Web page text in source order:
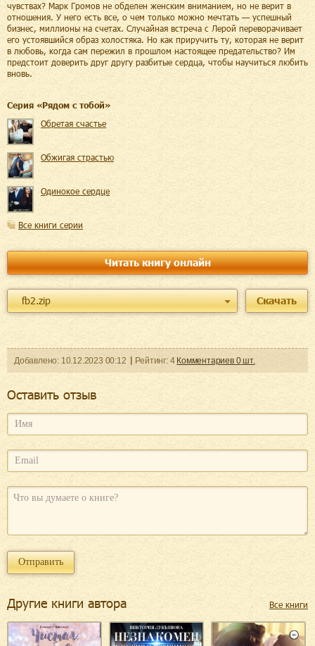
чувствах? Марк Громов не обделен женским вниманием, но не верит в
отношения. У него есть все, о чем только можно мечтать — успешный
бизнес, миллионы на счетах. Случайная встреча с Лерой переворачивает
его устоявшийся образ холостяка. Но как приручить ту, которая не верит
в любовь, когда сам пережил в прошлом настоящее предательство? Им
предстоит доверить друг другу разбитые сердца, чтобы научиться любить
вновь.
Cерия «Рядом с тобой»
Обретая счастье
Обжигая страстью
Одинокое сердце
Все книги серии
Читать книгу онлайн
fb2.zip Скачать
Добавленo: 10.12.2023 00:12 Рейтинг: 4 Комментариев 0шт.
Оcтавить отзыв
Другие книги автора Все книги